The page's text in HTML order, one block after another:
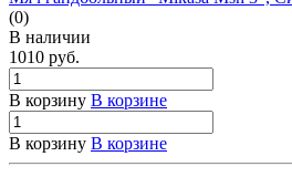
(0)
В наличии
1010 руб.
В корзину В корзине
В корзину В корзине